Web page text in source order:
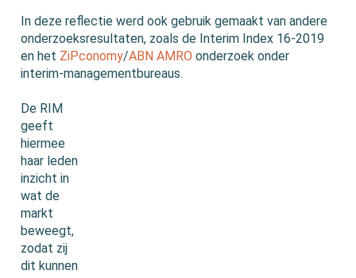
In deze reflectie werd ook gebruik gemaakt van andere
onderzoeksresultaten, zoals de Interim Index 16-2019
en het ZiPconomy/ABN AMRO onderzoek onder
interim-managementbureaus.
De RIM
geeft
hiermee
haar leden
inzicht in
wat de
markt
beweegt,
zodat zij
dit kunnen